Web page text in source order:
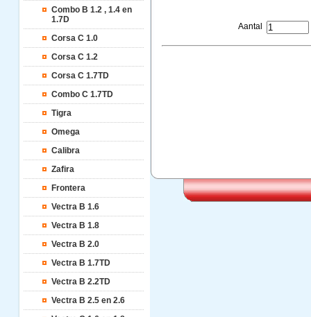
Combo B 1.2 , 1.4 en
1.7D
Corsa C 1.0
Corsa C 1.2
Corsa C 1.7TD
Combo C 1.7TD
Tigra
Omega
Calibra
Zafira
Frontera
Vectra B 1.6
Vectra B 1.8
Vectra B 2.0
Vectra B 1.7TD
Vectra B 2.2TD
Vectra B 2.5 en 2.6
Aantal